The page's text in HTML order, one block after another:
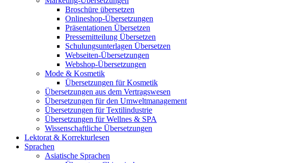
Broschüre übersetzen
Onlineshop-Übersetzungen
Präsentationen Übersetzen
Pressemitteilung Übersetzen
Schulungsunterlagen Übersetzen
Webseiten-Übersetzungen
Webshop-Übersetzungen
Mode & Kosmetik
Übersetzungen für Kosmetik
Übersetzungen aus dem Vertragswesen
Übersetzungen für den Umweltmanagement
Übersetzungen für Textilindustrie
Übersetzungen für Wellnes & SPA
Wissenschaftliche Übersetzungen
Lektorat & Korrekturlesen
Sprachen
Asiatische Sprachen